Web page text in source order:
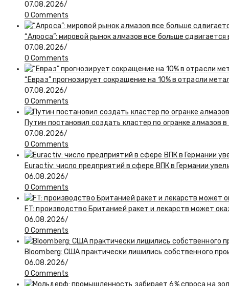
07.08.2026/
0 Comments
“Алроса”: мировой рынок алмазов все больше
07.08.2026/
0 Comments
“Евраз” прогнозирует сокращение на 10% в отрасли
07.08.2026/
0 Comments
Путин постановил создать кластер по огранке алмазов
07.08.2026/
0 Comments
Euractiv: число предприятий в сфере ВПК в Германии
06.08.2026/
0 Comments
FT: производство Британией ракет и лекарств может
06.08.2026/
0 Comments
Bloomberg: США практически лишились собственного
06.08.2026/
0 Comments